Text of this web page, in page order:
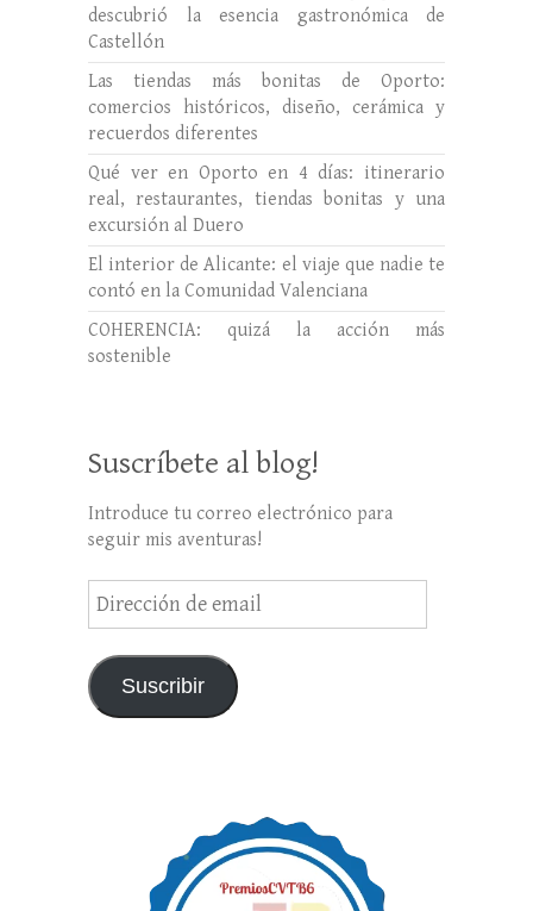
descubrió la esencia gastronómica de
Castellón
Las tiendas más bonitas de Oporto:
comercios históricos, diseño, cerámica y
recuerdos diferentes
Qué ver en Oporto en 4 días: itinerario
real, restaurantes, tiendas bonitas y una
excursión al Duero
El interior de Alicante: el viaje que nadie te
contó en la Comunidad Valenciana
COHERENCIA: quizá la acción más
sostenible
Suscríbete al blog!
Introduce tu correo electrónico para
seguir mis aventuras!
Dirección
de
Suscribir